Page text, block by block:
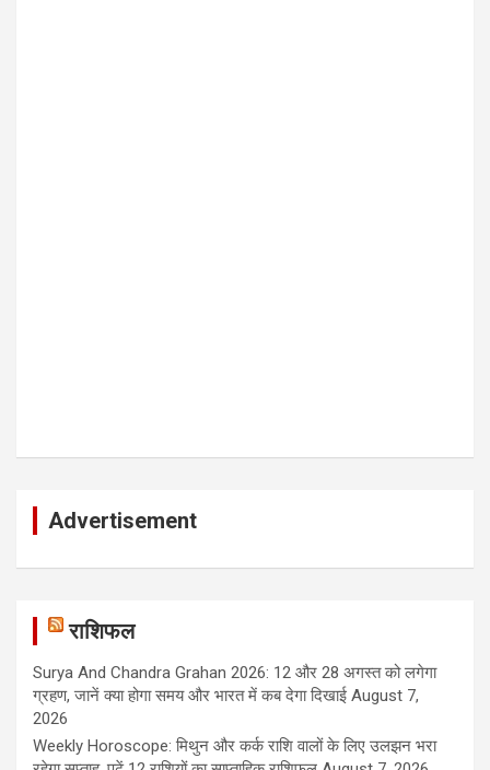
Advertisement
राशिफल
Surya And Chandra Grahan 2026: 12 और 28 अगस्त को लगेगा
ग्रहण, जानें क्या होगा समय और भारत में कब देगा दिखाई August 7,
2026
Weekly Horoscope: मिथुन और कर्क राशि वालों के लिए उलझन भरा